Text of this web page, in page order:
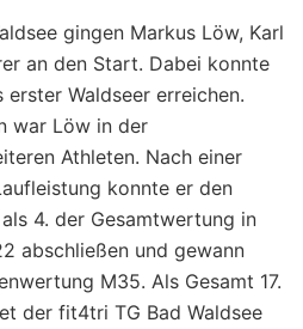
gingen Markus Löw, Karl
an den Start. Dabei konnte
Waldseer erreichen.
war Löw in der
Athleten. Nach einer
konnte er den
4. der Gesamtwertung in
abschließen und gewann
M35. Als Gesamt 17.
der fit4tri TG Bad Waldsee